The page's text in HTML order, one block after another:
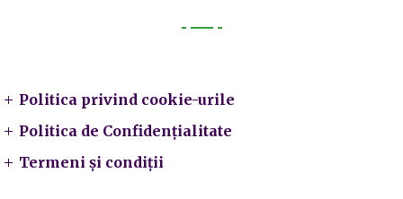
Politica privind cookie-urile
Politica de Confidențialitate
Termeni și condiții